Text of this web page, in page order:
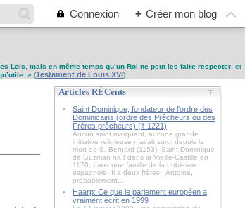
Connexion + Créer mon blog
Lois mais en même temps qu’un Roi ne peut les faire respecter, et
. » (Testament de Louis XVI)
Articles RÉCents
Saint Dominique, fondateur de l'ordre des
Dominicains (ordre des Prêcheurs ou des
Frères prêcheurs) († 1221)
Aucun saint marquant, aucune grande
initiative religieuse n'avait surgi depuis la
mort de S. Bernard (1153). Saint Dominique
de Guzman naît dans la Vieille-Castille en
1170, dans une famille de la noblesse
espagnole. Il a deux frères : Antoine,
probablement...
Haarp: Ce que le parlement européen a
vraiment écrit en 1999